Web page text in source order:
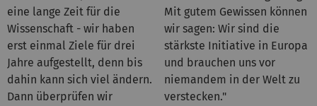
eine lange Zeit für die
Wissenschaft - wir haben
erst einmal Ziele für drei
Jahre aufgestellt, denn bis
dahin kann sich viel ändern.
Dann überprüfen wir
Mit gutem Gewissen können
wir sagen: Wir sind die
stärkste Initiative in Europa
und brauchen uns vor
niemandem in der Welt zu
verstecken."